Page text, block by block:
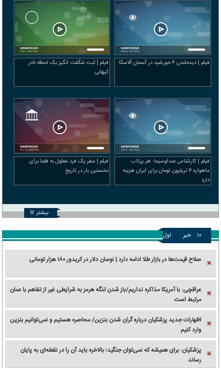
فیلم | دیده‌شدن ۴ خورشید در آسمان آلاسکا
فیلم | ثبت شگفت انگیز یک لحظه نادر
کیهانی
فیلم | کارشناس صداوسیما: هر پرتاب
ماهواره ۴ تریلیون تومان برای ایران هزینه
دارد
فیلم | سفر یک فرد معلول به فضا برای
نخستین بار در تاریخ
بیشتر
۱۰ خبر اول
صلاح قیمت‌ها در بازار طلا ادامه دارد | نوسان دلار در کریدور ۱۸۰ هزار تومانی
عراقچی: با آمریکا مذاکره نداریم/باز شدن تنگه هرمز به شرایطی غیر از تفاهم با عمان
مرتبط است
اظهارات جدید پزشکیان درباره گران شدن بنزین/ محاصره هستیم و نمی‌توانیم بنزین
وارد کنیم
پزشکیان: برای همیشه که نمی‌توان جنگید؛ بالاخره باید آن را در نقطه‌ای به پایان
رساند